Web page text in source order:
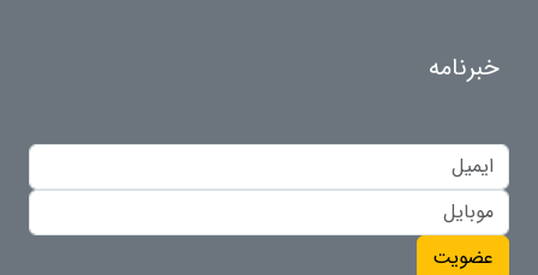
خبرنامه
عضویت